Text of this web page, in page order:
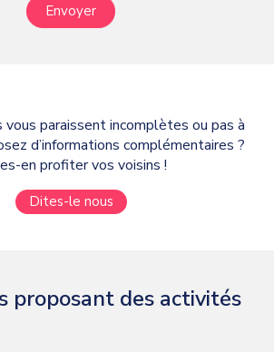
Envoyer
vous paraissent incomplètes ou pas à
d’informations complémentaires ?
en profiter vos voisins !
Dites-le nous
proposant des activités